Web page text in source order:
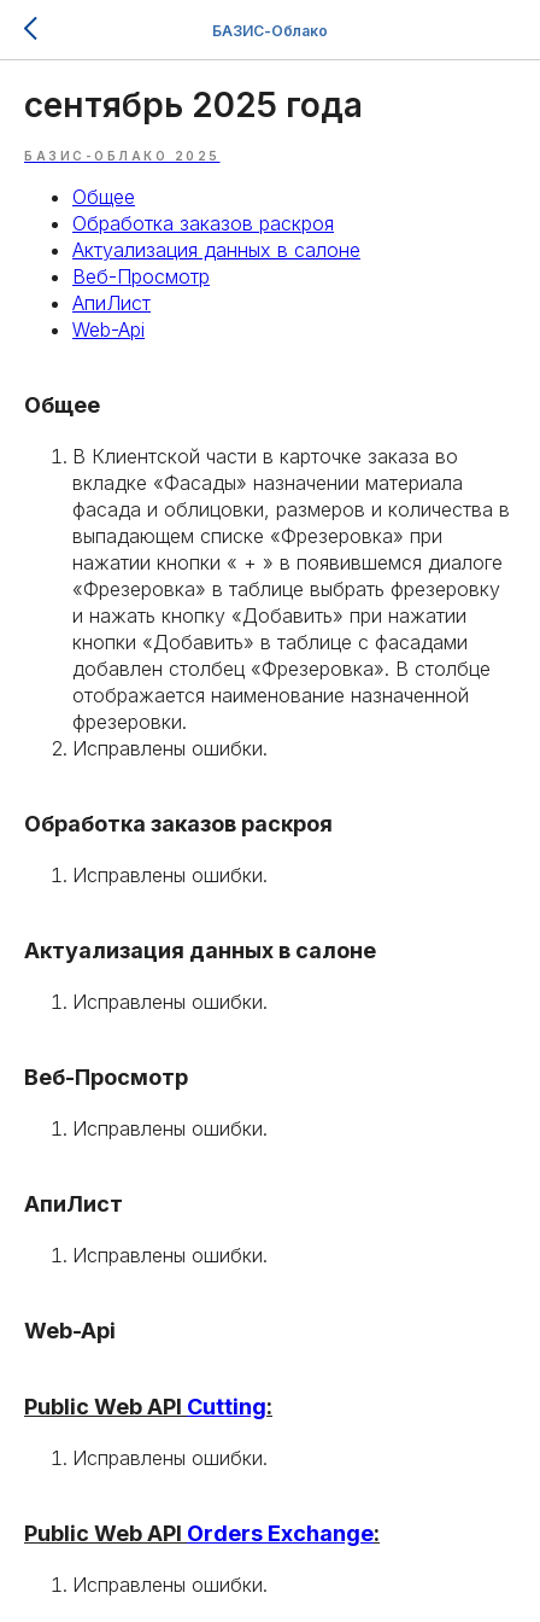
БАЗИС-Облако
сентябрь 2025 года
БАЗИС-ОБЛАКО 2025
Общее
Обработка заказов раскроя
Актуализация данных в салоне
Веб-Просмотр
АпиЛист
Web-Api
Общее
В Клиентской части в карточке заказа во
вкладке «Фасады» назначении материала
фасада и облицовки, размеров и количества в
выпадающем списке «Фрезеровка» при
нажатии кнопки « + » в появившемся диалоге
«Фрезеровка» в таблице выбрать фрезеровку
и нажать кнопку «Добавить» при нажатии
кнопки «Добавить» в таблице с фасадами
добавлен столбец «Фрезеровка». В столбце
отображается наименование назначенной
фрезеровки.
Исправлены ошибки.
Обработка заказов раскроя
Исправлены ошибки.
Актуализация данных в салоне
Исправлены ошибки.
Веб-Просмотр
Исправлены ошибки.
АпиЛист
Исправлены ошибки.
Web-Api
Public Web API Cutting:
Исправлены ошибки.
Public Web API Orders Exchange:
Исправлены ошибки.